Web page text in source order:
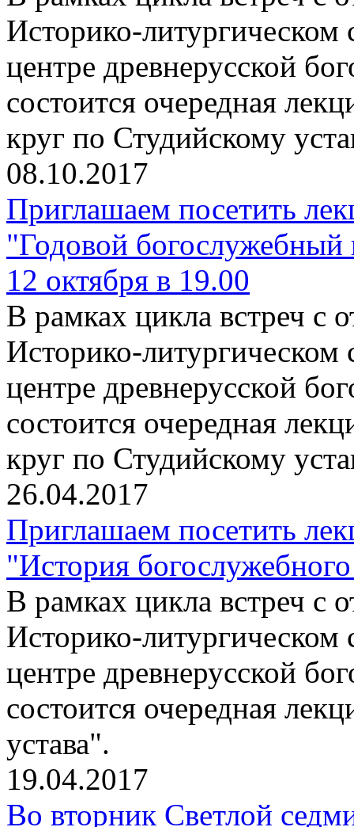
Историко-
центре древнерусской
состоится очередная
круг по Студийскому
08.10.2017
Приглашаем посетить
"Годовой богослужебный
12 октября в 19.00
В рамках цикла встреч
Историко-
центре древнерусской
состоится очередная
круг по Студийскому
26.04.2017
Приглашаем посетить
"История
В рамках цикла встреч
Историко-
центре древнерусской
состоится очередная
устава".
19.04.2017
Во вторник Светлой